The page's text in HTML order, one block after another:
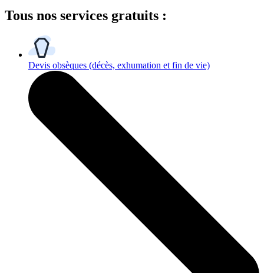
Tous nos services gratuits :
Devis obsèques (décès, exhumation et fin de vie)